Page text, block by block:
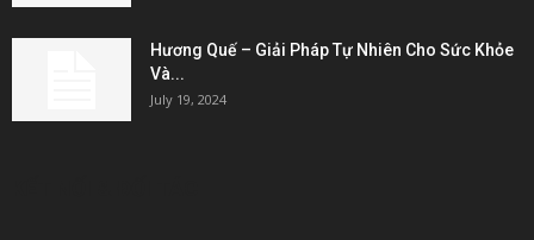
Hương Quế – Giải Pháp Tự Nhiên Cho Sức Khỏe
Và...
July 19, 2024